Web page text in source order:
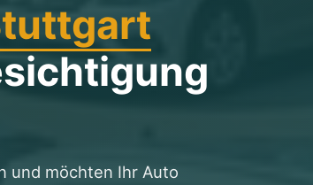
und möchten Ihr Auto